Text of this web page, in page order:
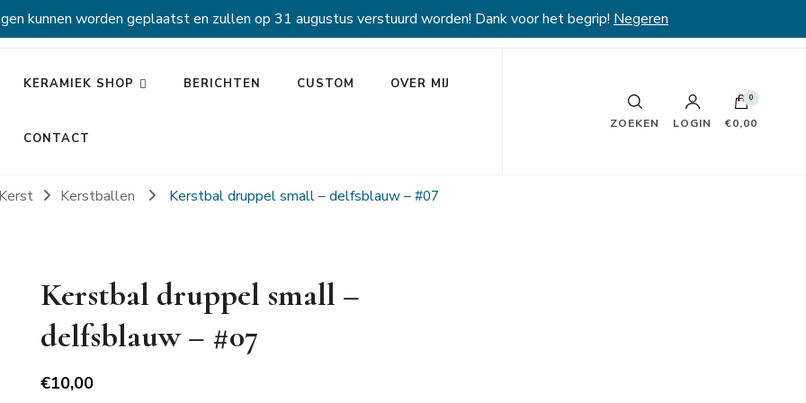
kunnen worden geplaatst en zullen op 31 augustus verstuurd worden! Dank voor het begrip! Negeren
KERAMIEK SHOP BERICHTEN CUSTOM OVER MIJ
CONTACT
ZOEKEN LOGIN
0
€0,00
Kerst Kerstballen Kerstbal druppel small – delfsblauw – #07
Kerstbal druppel small –
delfsblauw – #07
€10,00